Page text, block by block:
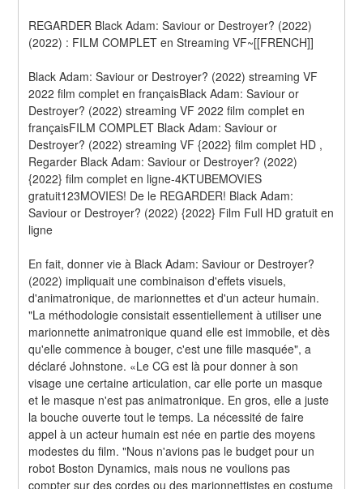
REGARDER Black Adam: Saviour or Destroyer? (2022)
(2022) : FILM COMPLET en Streaming VF~[[FRENCH]]
Black Adam: Saviour or Destroyer? (2022) streaming VF
2022 film complet en françaisBlack Adam: Saviour or
Destroyer? (2022) streaming VF 2022 film complet en
françaisFILM COMPLET Black Adam: Saviour or
Destroyer? (2022) streaming VF {2022} film complet HD ,
Regarder Black Adam: Saviour or Destroyer? (2022)
{2022} film complet en ligne-4KTUBEMOVIES
gratuit123MOVIES! De le REGARDER! Black Adam:
Saviour or Destroyer? (2022) {2022} Film Full HD gratuit en
ligne
En fait, donner vie à Black Adam: Saviour or Destroyer?
(2022) impliquait une combinaison d'effets visuels,
d'animatronique, de marionnettes et d'un acteur humain.
"La méthodologie consistait essentiellement à utiliser une
marionnette animatronique quand elle est immobile, et dès
qu'elle commence à bouger, c'est une fille masquée", a
déclaré Johnstone. «Le CG est là pour donner à son
visage une certaine articulation, car elle porte un masque
et le masque n'est pas animatronique. En gros, elle a juste
la bouche ouverte tout le temps. La nécessité de faire
appel à un acteur humain est née en partie des moyens
modestes du film. "Nous n'avions pas le budget pour un
robot Boston Dynamics, mais nous ne voulions pas
compter sur des cordes ou des marionnettistes en costume